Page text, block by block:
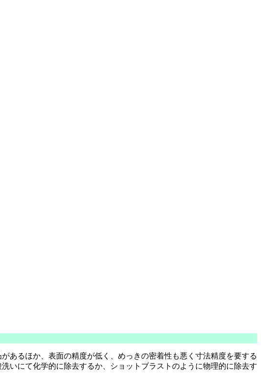
あるほか、表面の精度が低く、めっきの密着性も悪く寸法精度を要する
いにて化学的に除去するか、ショットブラストのように物理的に除去す